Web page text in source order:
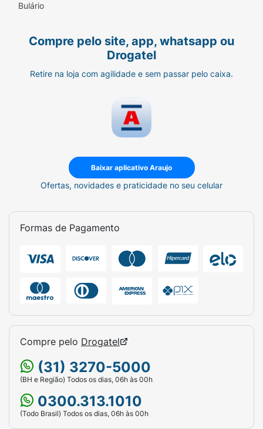
Bulário
Compre pelo site, app, whatsapp ou
Drogatel
Retire na loja com agilidade e sem passar pelo caixa.
Baixar aplicativo Araujo
Ofertas, novidades e praticidade no seu celular
Formas de Pagamento
Compre pelo Drogatel
(31) 3270-5000
(BH e Região) Todos os dias, 06h às 00h
0300.313.1010
(Todo Brasil) Todos os dias, 06h às 00h